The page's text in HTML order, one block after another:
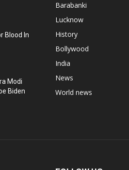
Blood In
Modi
Biden
Barabanki
Lucknow
History
Bollywood
India
News
World news